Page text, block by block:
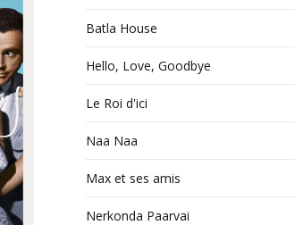
Batla House
Hello, Love, Goodbye
Le Roi d'ici
Naa Naa
Max et ses amis
Nerkonda Paarvai